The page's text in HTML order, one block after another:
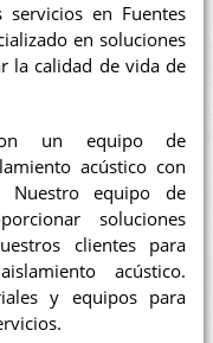
servicios en Fuentes
en soluciones
la calidad de vida de
un equipo de
acústico con
Nuestro equipo de
soluciones
clientes para
acústico.
y equipos para